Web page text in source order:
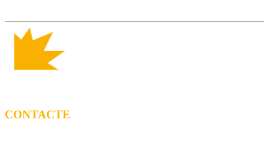
CONTACTE